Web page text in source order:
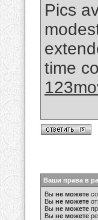
Pics
time
Ваши права в
Вы не можете
Вы не можете
Вы не можете
Вы не можете